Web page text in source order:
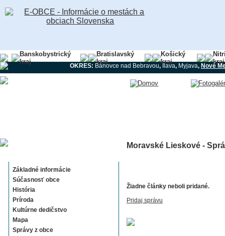
Banskobystrický
kraj
Bratislavský
kraj
Košický
kraj
kraj
OKRES: Bánovce nad Bebravou,Ilava, Myjava, Nové
Základné informácie
Súčasnosť obce
História
Príroda
Kultúrne dedičstvo
Mapa
Správy z obce
Moravské Lieskové -
Žiadne články neboli pridané.
Pridaj správu